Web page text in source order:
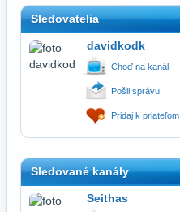
Sledovatelia
davidkodk
Choď na kanál
Pošli správu
Pridaj k priateľom
Sledované kanály
Seithas